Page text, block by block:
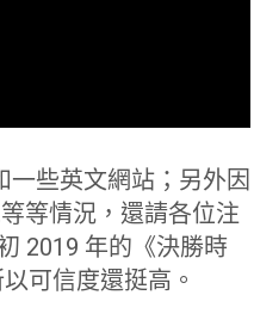
一些英文網站；另外因
等情況，還請各位注
2019 年的《決勝時
可信度還挺高。